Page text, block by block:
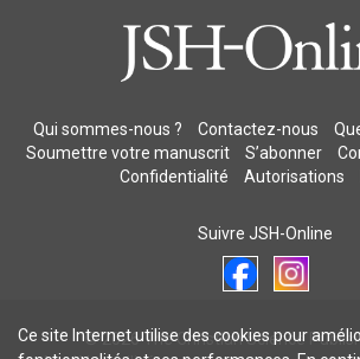
Qui sommes-nous ? Contactez-nous
Soumettre votre manuscrit
S’abonner
Confidentialité
Autorisations
Suivre JSH-Online
© 2026 The Christian Science
Ce site Internet utilise des cookies pour